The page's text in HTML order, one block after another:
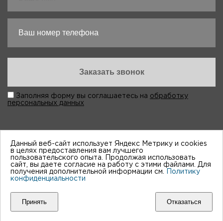
Заполняя форму вы соглашаетесь на обработку
персональных данных
“Виктория-Авто”, 1998-2026
Мы принимем к оплате:
Данный веб-сайт использует Яндекс Метрику и cookies
в целях предоставления вам лучшего
пользовательского опыта. Продолжая использовать
сайт, вы даете согласие на работу с этими файлами. Для
получения дополнительной информации см.
Политику
конфиденциальности
Принять Отказаться